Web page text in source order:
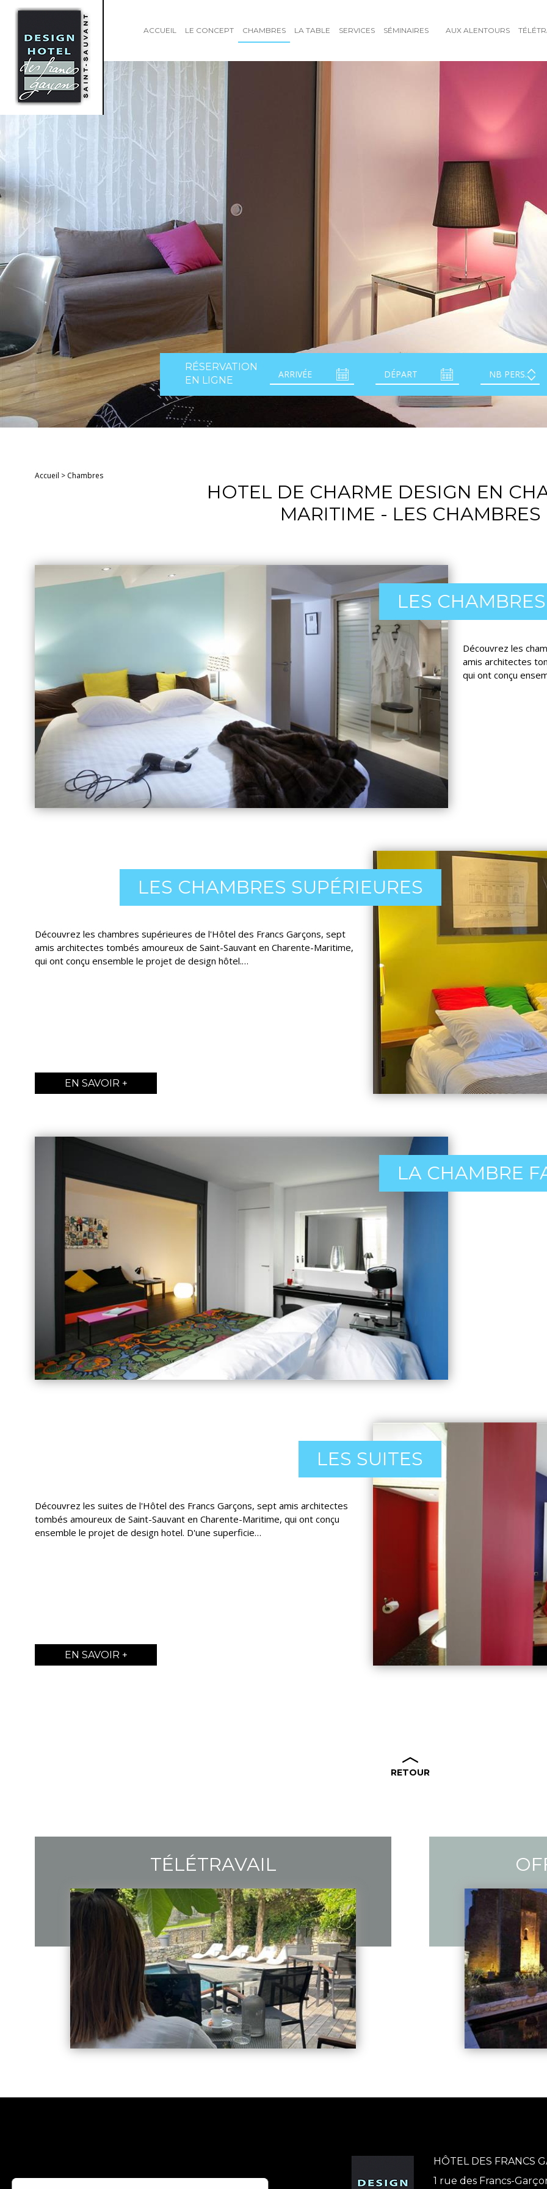
ACCUEIL LE CONCEPT CHAMBRES LA TABLE SERVICES SÉMINAIRES AUX ALENTOURS
RÉSERVATION
EN LIGNE
Accueil > Chambres
HOTEL DE CHARME DESIGN EN
MARITIME - LES CHAMBRES
LES
Découvrez les
amis architectes
qui ont conçu
LES CHAMBRES SUPÉRIEURES
Découvrez les chambres supérieures de l'Hôtel des Francs Garçons, sept
amis architectes tombés amoureux de Saint-Sauvant en Charente-Maritime,
qui ont conçu ensemble le projet de design hôtel.…
EN SAVOIR +
LA CHAMBRE
LES SUITES
Découvrez les suites de l'Hôtel des Francs Garçons, sept amis architectes
tombés amoureux de Saint-Sauvant en Charente-Maritime, qui ont conçu
ensemble le projet de design hotel. D'une superficie…
EN SAVOIR +
RETOUR
TÉLÉTRAVAIL
HÔTEL DES FRANCS
1 rue des Francs-